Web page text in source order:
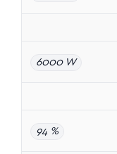
6000 W
94 %